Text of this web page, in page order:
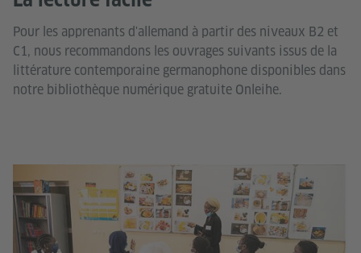
Pour les apprenants d'allemand à partir des niveaux B2 et
C1, nous recommandons les ouvrages suivants issus de la
littérature contemporaine germanophone disponibles dans
notre bibliothèque numérique gratuite Onleihe.